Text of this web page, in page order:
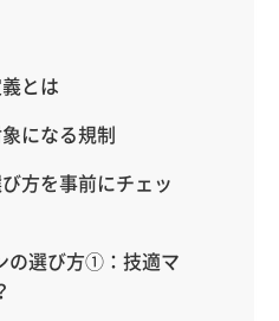
とは
になる規制
方を事前にチェッ
の選び方①：技適マ